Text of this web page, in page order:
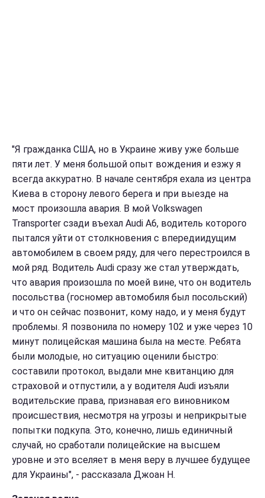
"Я гражданка США, но в Украине живу уже больше
пяти лет. У меня большой опыт вождения и езжу я
всегда аккуратно. В начале сентября ехала из центра
Киева в сторону левого берега и при выезде на
мост произошла авария. В мой Volkswagen
Transporter сзади въехал Audi А6, водитель которого
пытался уйти от столкновения с впередиидущим
автомобилем в своем ряду, для чего перестроился в
мой ряд. Водитель Audi сразу же стал утверждать,
что авария произошла по моей вине, что он водитель
посольства (госномер автомобиля был посольский)
и что он сейчас позвонит, кому надо, и у меня будут
проблемы. Я позвонила по номеру 102 и уже через 10
минут полицейская машина была на месте. Ребята
были молодые, но ситуацию оценили быстро:
составили протокол, выдали мне квитанцию для
страховой и отпустили, а у водителя Audi изъяли
водительские права, признавая его виновником
происшествия, несмотря на угрозы и неприкрытые
попытки подкупа. Это, конечно, лишь единичный
случай, но сработали полицейские на высшем
уровне и это вселяет в меня веру в лучшее будущее
для Украины", - рассказала Джоан Н.